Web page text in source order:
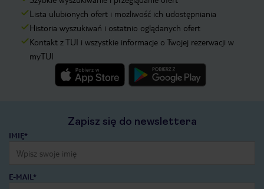
Lista ulubionych ofert i możliwość ich udostępniania
Historia wyszukiwań i ostatnio oglądanych ofert
Kontakt z TUI i wszystkie informacje o Twojej rezerwacji w
myTUI
Zapisz się do newslettera
IMIĘ*
E-MAIL*